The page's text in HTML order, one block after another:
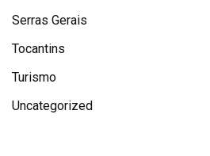
Serras Gerais
Tocantins
Turismo
Uncategorized